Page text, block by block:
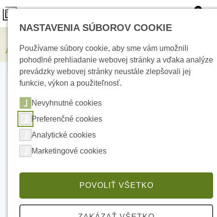
0
AJAX Keypad Plus Black Bezdrôtová dotyková klávesnica
NASTAVENIA SÚBOROV COOKIE
Používame súbory cookie, aby sme vám umožnili
pohodlné prehliadanie webovej stránky a vďaka analýze
prevádzky webovej stránky neustále zlepšovali jej
funkcie, výkon a použiteľnosť.
Nevyhnutné cookies
Preferenčné cookies
Analytické cookies
Marketingové cookies
POVOLIŤ VŠETKO